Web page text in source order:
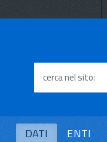
cerca nel sito
DATI ENTI